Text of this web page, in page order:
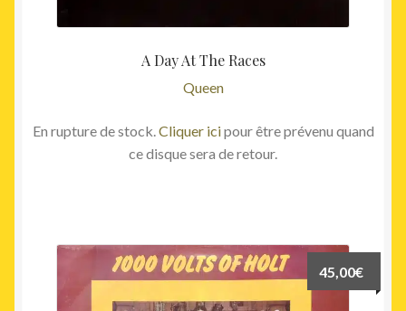
A Day At The Races
Queen
En rupture de stock.Cliquer icipour être prévenu quand
ce disque sera de retour.
45,00€